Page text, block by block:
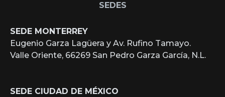
SEDES
SEDE MONTERREY
Eugenio Garza Lagüera y Av. Rufino Tamayo.
Valle Oriente, 66269 San Pedro Garza García, N.L.
SEDE CIUDAD DE MÉXICO